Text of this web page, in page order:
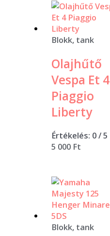
Blokk, tank
Olajhűtő
Vespa Et 4
Piaggio
Liberty
Értékelés: 0/ 5
5 000 Ft
Blokk, tank